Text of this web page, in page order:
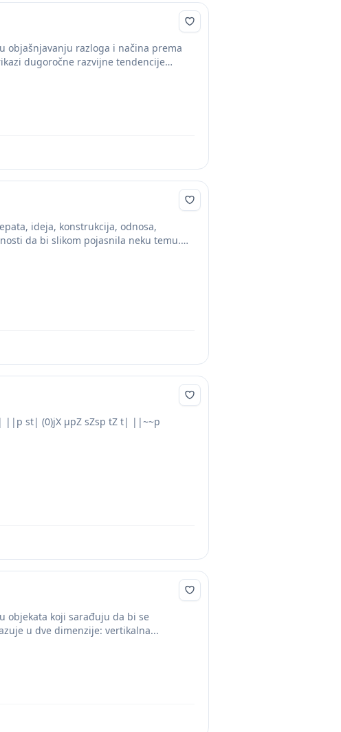
objašnjavanju razloga i načina prema
dugoročne razvijne tendencije
ideja, konstrukcija, odnosa,
da bi slikom pojasnila neku temu.
||p st| (0)jX µpZ sZsp tZ t| ||~~p
objekata koji sarađuju da bi se
u dve dimenzije: vertikalna...